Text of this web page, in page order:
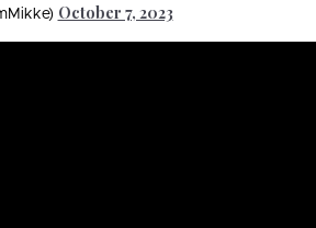
October 7, 2023